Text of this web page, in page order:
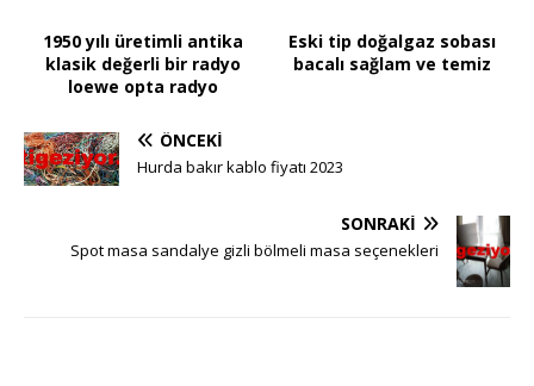
1950 yılı üretimli antika
klasik değerli bir radyo
loewe opta radyo
Eski tip doğalgaz sobası
bacalı sağlam ve temiz
ÖNCEKI
Hurda bakır kablo fiyatı 2023
SONRAKI
Spot masa sandalye gizli bölmeli masa seçenekleri